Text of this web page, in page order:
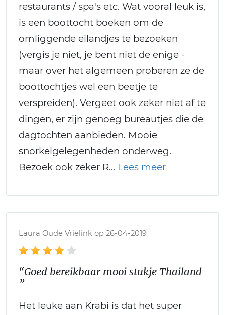
restaurants / spa's etc. Wat vooral leuk is,
is een boottocht boeken om de
omliggende eilandjes te bezoeken
(vergis je niet, je bent niet de enige -
maar over het algemeen proberen ze de
boottochtjes wel een beetje te
verspreiden). Vergeet ook zeker niet af te
dingen, er zijn genoeg bureautjes die de
dagtochten aanbieden. Mooie
snorkelgelegenheden onderweg.
Bezoek ook zeker R
Laura Oude Vrielink op 26-04-2019
“Goed bereikbaar mooi stukje Thailand
”
Het leuke aan Krabi is dat het super